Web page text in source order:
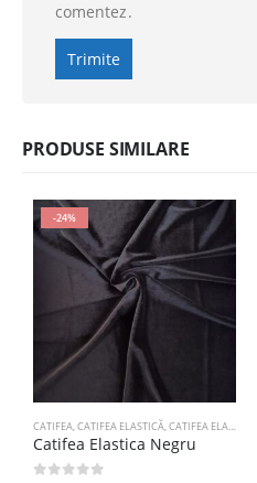
comentez.
PRODUSE SIMILARE
-24%
CATIFEA,CATIFEA ELASTICĂ,CATIFEA ELASTICĂ UNI CHINA
Catifea Elastica Negru